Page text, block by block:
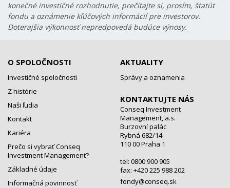
konečné investičné rozhodnutie, prečítajte si, prosím, štatút
fondu a oznámenie kľúčových informácií pre investorov.
Doterajšia výkonnosť nepredpovedá budúce výnosy.
O SPOLOČNOSTI
Investičné spoločnosti
Z histórie
Naši ľudia
Kontakt
Kariéra
Prečo si vybrať Conseq
Investment Management?
Základné údaje
Informačná povinnosť
AKTUALITY
Správy a oznamenia
KONTAKTUJTE NÁS
Conseq Investment
Management, a.s.
Burzovní palác
Rybná 682/14
110 00 Praha 1
tel: 0800 900 905
fax: +420 225 988 202
fondy@conseq.sk